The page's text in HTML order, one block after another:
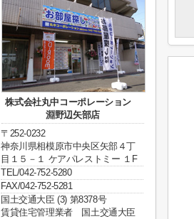
株式会社丸中コーポレーション
淵野辺矢部店
〒252-0232
神奈川県相模原市中央区矢部４丁
目１５－１ ケアパレストミー １F
TEL/042-752-5280
FAX/042-752-5281
国土交通大臣 (3) 第8378号
賃貸住宅管理業者 国土交通大臣